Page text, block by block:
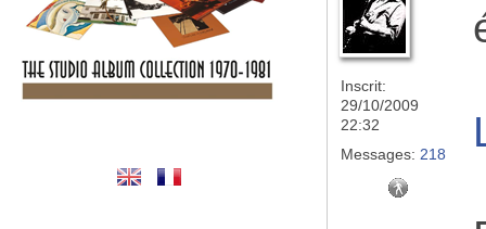
Inscrit:
29/10/2009
22:32
Messages: 218